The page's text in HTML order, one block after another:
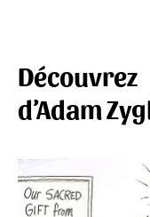
d’Adam